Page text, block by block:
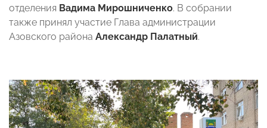
отделения Вадима Мирошниченко. В собрании
также принял участие Глава администрации
Азовского района Александр Палатный.